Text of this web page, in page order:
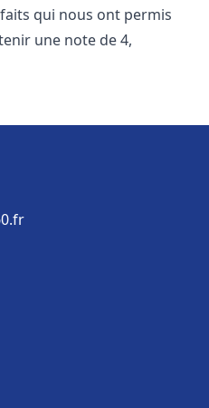
qui nous ont permis
une note de 4,